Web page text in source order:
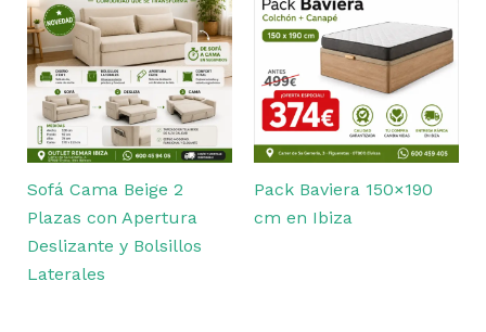
Sofá Cama Beige 2
Plazas con Apertura
Deslizante y Bolsillos
Laterales
Pack Baviera 150×190
cm en Ibiza